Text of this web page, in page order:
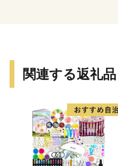
関連する返礼